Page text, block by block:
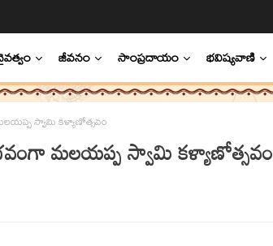
జీవనం సాంప్రదాయం భవిష్యవాణి
స్వామి కళ్యాణోత్సవం
మలయప్ప స్వామి కళ్యాణోత్సవం